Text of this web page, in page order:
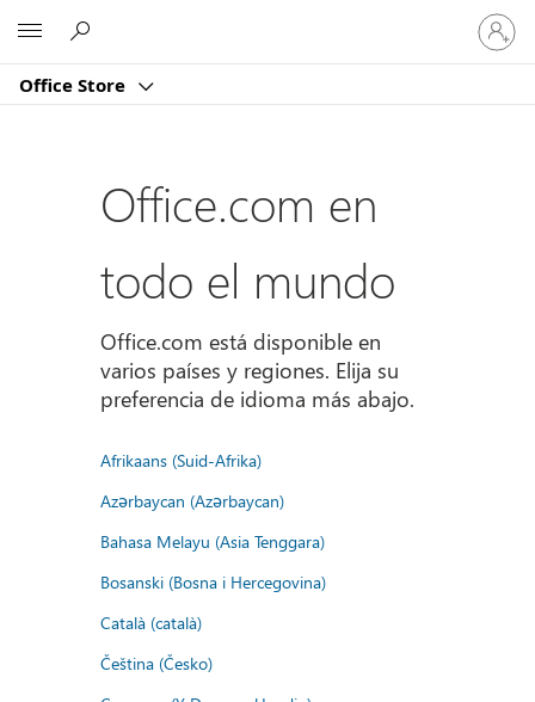
Office Store
Iniciar
sesión
en
cuenta
Office.com en
todo el mundo
Office.com está disponible en
varios países y regiones. Elija su
preferencia de idioma más abajo.
Afrikaans (Suid-Afrika)
Azərbaycan (Azərbaycan)
Bahasa Melayu (Asia Tenggara)
Bosanski (Bosna i Hercegovina)
Català (català)
Čeština (Česko)